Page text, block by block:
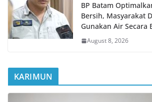
BP Batam
Bersih, Masyarakat
Gunakan Air Secara
August 8, 2026
KARIMUN